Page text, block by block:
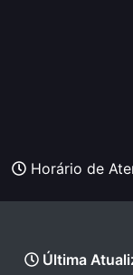
Horário de
Última